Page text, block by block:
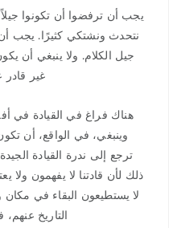
يجب أن ترفضوا أن تكونوا جيلاً
نتحدث ونشتكي كثيرًا. يجب
جيل الكلام. ولا ينبغي أن
غير قادر
هناك فراغ في القيادة في
وينبغي، في الواقع، أن
ترجع إلى ندرة القيادة
ذلك لأن قادتنا لا يفهمون ولا
لا يستطيعون البقاء في مكان
التاريخ